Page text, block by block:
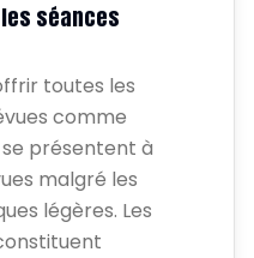
séances
toutes les
comme
présentent à
malgré les
légères. Les